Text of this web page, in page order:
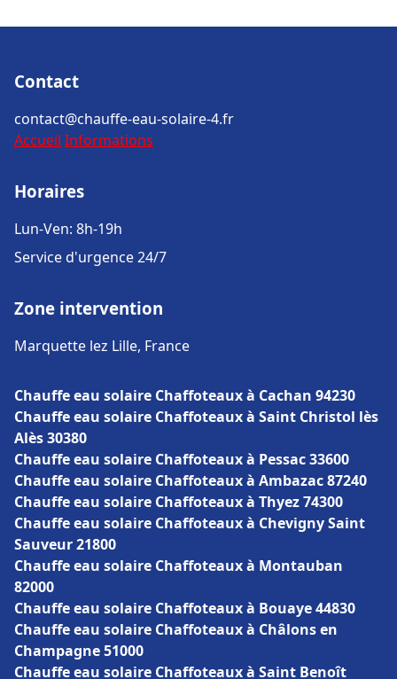
Contact
contact@chauffe-eau-solaire-4.fr
Accueil Informations
Horaires
Lun-Ven: 8h-19h
Service d'urgence 24/7
Zone intervention
Marquette lez Lille, France
Chauffe eau solaire Chaffoteaux à Cachan 94230
Chauffe eau solaire Chaffoteaux à Saint Christol lès
Alès 30380
Chauffe eau solaire Chaffoteaux à Pessac 33600
Chauffe eau solaire Chaffoteaux à Ambazac 87240
Chauffe eau solaire Chaffoteaux à Thyez 74300
Chauffe eau solaire Chaffoteaux à Chevigny Saint
Sauveur 21800
Chauffe eau solaire Chaffoteaux à Montauban
82000
Chauffe eau solaire Chaffoteaux à Bouaye 44830
Chauffe eau solaire Chaffoteaux à Châlons en
Champagne 51000
Chauffe eau solaire Chaffoteaux à Saint Benoît